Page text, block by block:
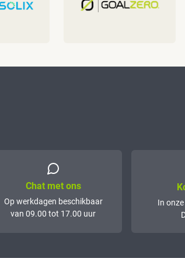
Chat met ons
Op werkdagen beschikbaar
van 09.00 tot 17.00 uur
In